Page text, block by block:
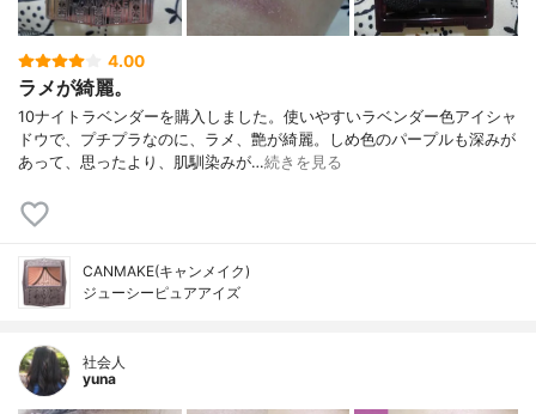
4.00
ラメが綺麗。
10ナイトラベンダーを購入しました。使いやすいラベンダー色アイシャ
ドウで、プチプラなのに、ラメ、艶が綺麗。しめ色のパープルも深みが
あって、思ったより、肌馴染みが…続きを見る
CANMAKE(キャンメイク)
ジューシーピュアアイズ
社会人
yuna